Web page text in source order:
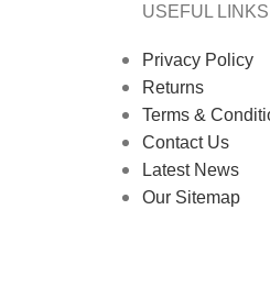
USEFUL LINKS
Privacy Policy
Returns
Terms &
Contact Us
Latest News
Our Sitemap